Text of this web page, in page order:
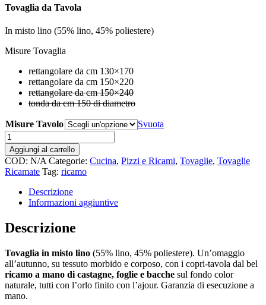
prezzo:
€52,00
a
€65,00
Tovaglia da Tavola
In misto lino (55% lino, 45% poliestere)
Misure Tovaglia
rettangolare da cm 130×170
rettangolare da cm 150×220
rettangolare da cm 150×240
tonda da cm 150 di diametro
Misure Tavolo
Svuota
Tovaglia
da
Tavola
Autunno
quantità
Aggiungi al carrello
COD: N/A Categorie: Cucina, Pizzi e Ricami, Tovaglie, Tovaglie
Ricamate Tag: ricamo
Descrizione
Informazioni aggiuntive
Descrizione
Tovaglia in misto lino (55% lino, 45% poliestere). Un’omaggio
all’autunno, su tessuto morbido e corposo, con i copri-tavola dal bel
ricamo a mano di castagne, foglie e bacche sul fondo color
naturale, tutti con l’orlo finito con l’ajour. Garanzia di esecuzione a
mano.